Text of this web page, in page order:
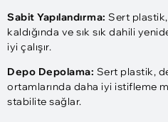
Sabit Yapılandırma: Sert
kaldığında ve sık sık dahili
iyi çalışır.
Depo Depolama: Sert plastik,
ortamlarında daha iyi istifleme
stabilite sağlar.